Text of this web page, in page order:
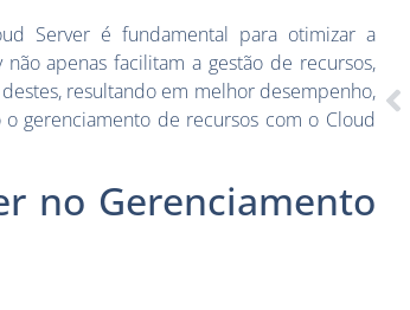
Server é fundamental para otimizar a
apenas facilitam a gestão de recursos,
resultando em melhor desempenho,
gerenciamento de recursos com o Cloud
no Gerenciamento